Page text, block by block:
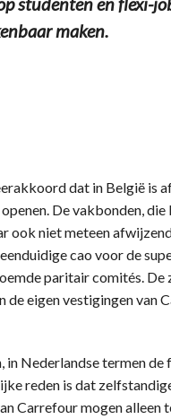
maken.
dat in België is
De vakbonden,
ook niet meteen
cao voor de
paritair comités. De
de eigen vestigingen van
Nederlandse termen de
reden is dat
Carrefour mogen alleen